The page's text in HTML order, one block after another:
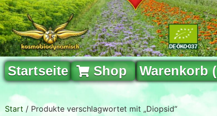
Startseite Shop Warenkorb
Start / Produkte verschlagwortet mit „Diopsid“